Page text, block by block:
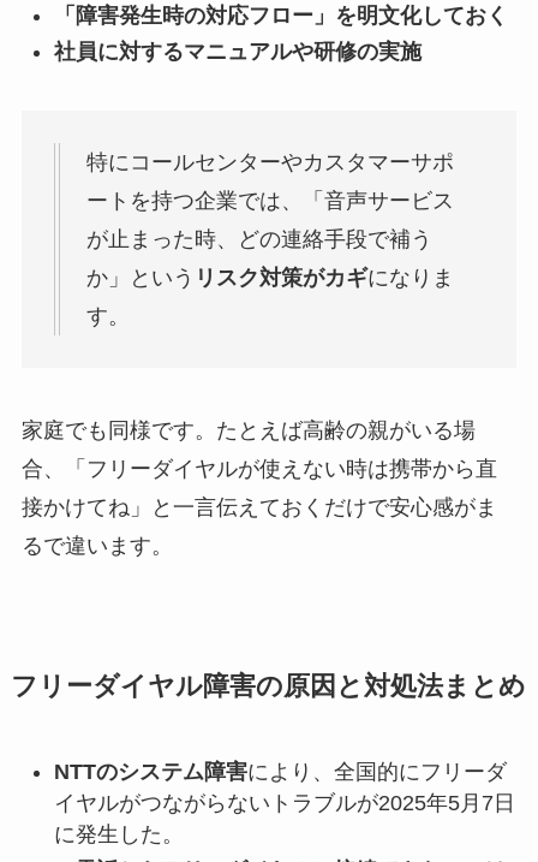
「障害発生時の対応フロー」を明文化しておく
社員に対するマニュアルや研修の実施
特にコールセンターやカスタマーサポ
ートを持つ企業では、「音声サービス
が止まった時、どの連絡手段で補う
か」という リスク対策がカギになりま
す。
家庭でも同様です。たとえば高齢の親がいる場
合、「フリーダイヤルが使えない時は携帯から直
接かけてね」と一言伝えておくだけで安心感がま
るで違います。
フリーダイヤル障害の原因と対処法まとめ
NTTのシステム障害により、全国的にフリーダ
イヤルがつながらないトラブルが2025年5月7日
に発生した。